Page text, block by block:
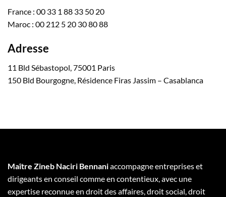
France : 00 33 1 88 33 50 20
Maroc : 00 212 5 20 30 80 88
Adresse
11 Bld Sébastopol, 75001 Paris
150 Bld Bourgogne, Résidence Firas Jassim – Casablanca
Maître Zineb Naciri Bennaniaccompagne entreprises et
dirigeants en conseil comme en contentieux, avec une
expertise reconnue en droit des affaires, droit social, droit